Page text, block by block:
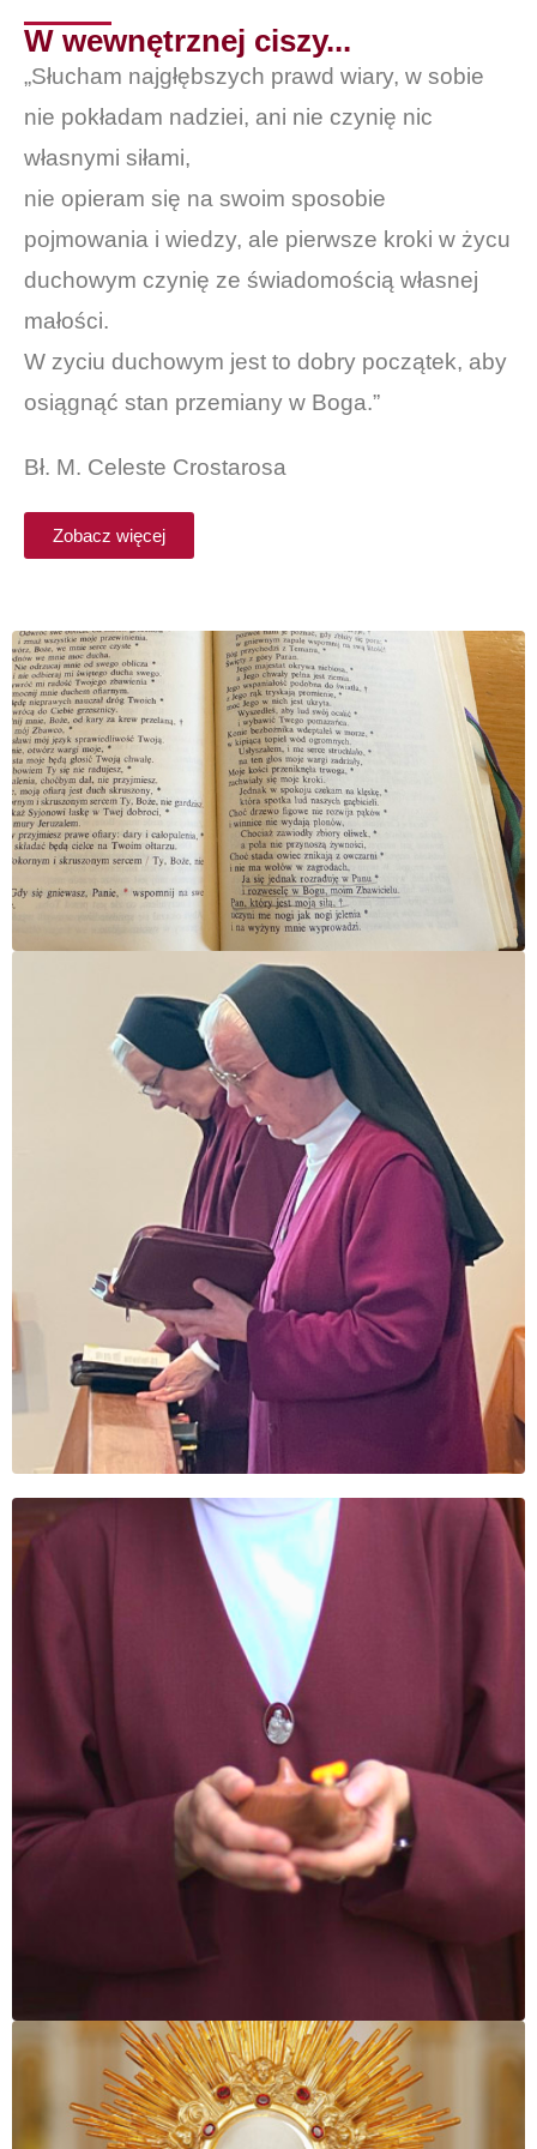
W wewnętrznej ciszy...
„Słucham najgłębszych prawd wiary, w sobie
nie pokładam nadziei, ani nie czynię nic
własnymi siłami,
nie opieram się na swoim sposobie
pojmowania i wiedzy, ale pierwsze kroki w życu
duchowym czynię ze świadomością własnej
małości.
W zyciu duchowym jest to dobry początek, aby
osiągnąć stan przemiany w Boga.”
Bł. M. Celeste Crostarosa
Zobacz więcej